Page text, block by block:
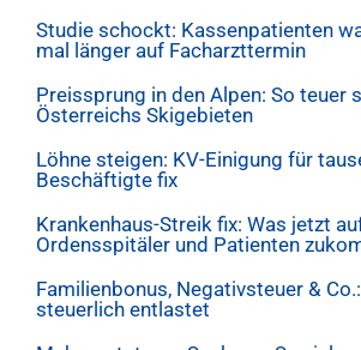
Studie schockt: Kassenpatienten
mal länger auf Facharzttermin
Preissprung in den Alpen: So teuer
Österreichs Skigebieten
Löhne steigen: KV-Einigung für
Beschäftigte fix
Krankenhaus-Streik fix: Was jetzt
Ordensspitäler und Patienten
Familienbonus, Negativsteuer &
steuerlich entlastet